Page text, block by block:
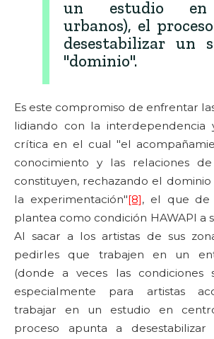
un estudio en
urbanos), el
desestabilizar un
"dominio".
Es este compromiso de enfrentar
lidiando con la interdependencia
crítica en el cual "el
conocimiento y las relaciones
constituyen, rechazando el dominio
la experimentación"[8], el que de
plantea como condición HAWAPI a
Al sacar a los artistas de sus
pedirles que trabajen en un
(donde a veces las condiciones
especialmente para artistas
trabajar en un estudio en
proceso apunta a